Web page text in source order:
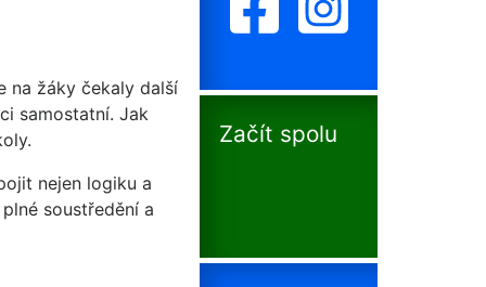
na žáky čekaly další
samostatní. Jak
nejen logiku a
soustředění a
Začít spolu